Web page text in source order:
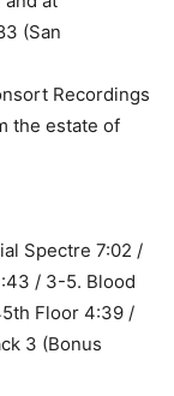
(San
Recordings
the estate of
Spectre 7:02 /
/ 3-5. Blood
Floor 4:39 /
3 (Bonus